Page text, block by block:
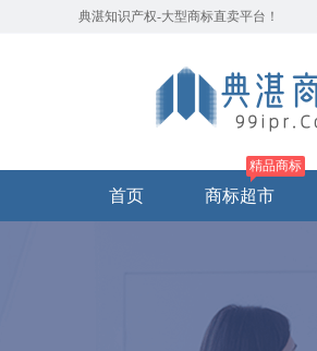
典湛知识产权-大型商标直卖平台！
首页 商标超市
精品商标